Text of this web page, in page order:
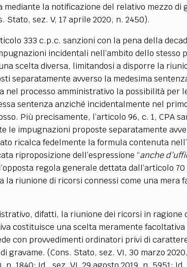
mediante la notificazione del relativo mezzo di
Stato, sez. V, 17 aprile 2020, n. 2450).
333 c.p.c. sanzioni con la pena della
incidentali nell’ambito dello stesso
scelta diversa, limitandosi a disporre la
separatamente avverso la medesima
nel processo amministrativo la possibilità per
sentenza anziché incidentalmente nel
Più precisamente, l’articolo 96, c. 1, CPA
le impugnazioni proposte separatamente
ricalca fedelmente la formula contenuta
riproposizione dell’espressione “anche
regola generale dettata dall’articolo
la riunione di ricorsi connessi come una mera
difatti, la riunione dei ricorsi in ragione
costituisce una scelta meramente facoltativa
con provvedimenti ordinatori privi di
gravame. (Cons. Stato, sez. VI, 30 marzo